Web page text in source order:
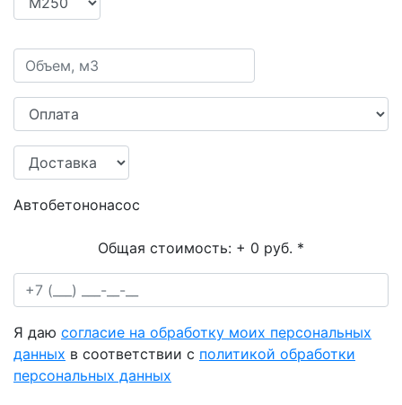
Автобетононасос
Общая стоимость: + 0 руб. *
Я даю согласие на обработку моих персональных
данных в соответствии с политикой обработки
персональных данных